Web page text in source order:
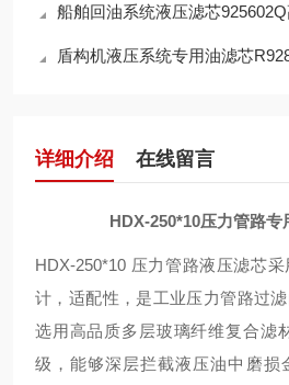
船舶回油系统液压滤芯
盾构机液压系统专用油滤芯
详细介绍 在线留言
HDX-250*10压力管路专
HDX-250*10 压力管路液压滤芯
计，适配性，是工业压力管路过
选用高品质多层玻璃纤维复合滤
级，能够深层拦截液压油中磨损